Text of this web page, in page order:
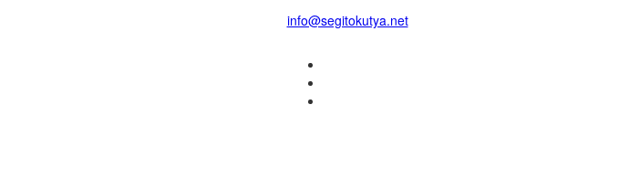
info@segitokutya.net